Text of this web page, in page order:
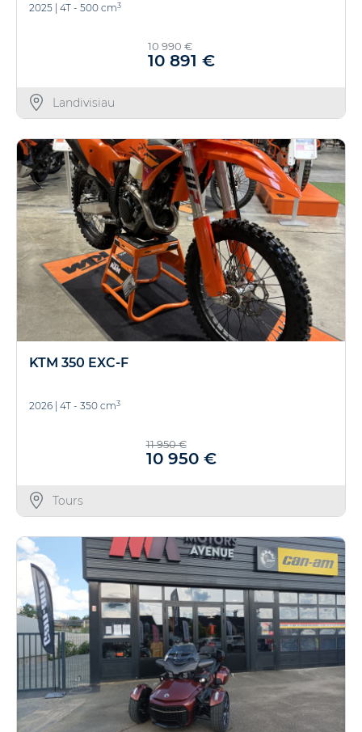
2025 4T - 500 cm3
10 990 €
10 891 €
Landivisiau
KTM 350 EXC-F
2026 4T - 350 cm3
11 950 €
10 950 €
Tours